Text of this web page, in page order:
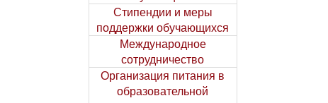
Стипендии и меры
поддержки обучающихся
Международное
сотрудничество
Организация питания в
образовательной